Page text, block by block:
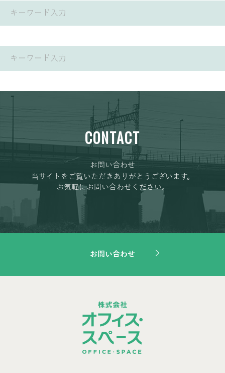
CONTACT
お問い合わせ
当サイトをご覧いただきありがとうございます。
お気軽にお問い合わせください。
お問い合わせ